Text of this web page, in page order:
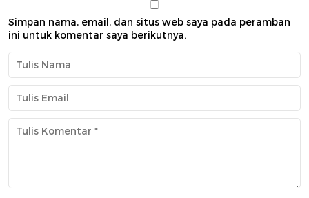
Simpan nama, email, dan situs web saya pada peramban
ini untuk komentar saya berikutnya.